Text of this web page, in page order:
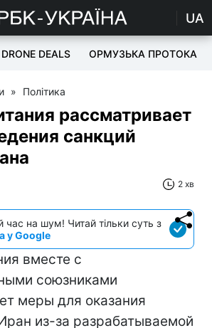
UA
DRONE DEALS ОРМУЗЬКА ПРОТОКА
» Політика
рассматривает
санкций
2 хв
час на шум! Читай тільки суть з
у Google
вместе с
союзниками
меры для оказания
из-за разрабатываемой